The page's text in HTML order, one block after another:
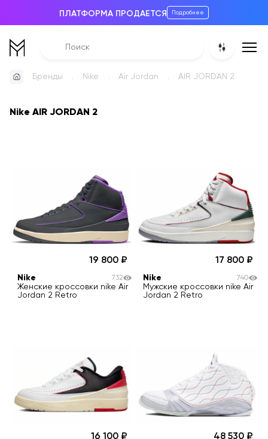
ПЛАТФОРМА ПРОДАЕТСЯ Подробнее
Бренды Nike Air Jordan AIR JORDAN 2
Nike AIR JORDAN 2
19 800
Nike
Женские кроссовки nike Air
Jordan 2 Retro
732
17 800
Nike
Мужские кроссовки nike Air
Jordan 2 Retro
740
16 100 48 530